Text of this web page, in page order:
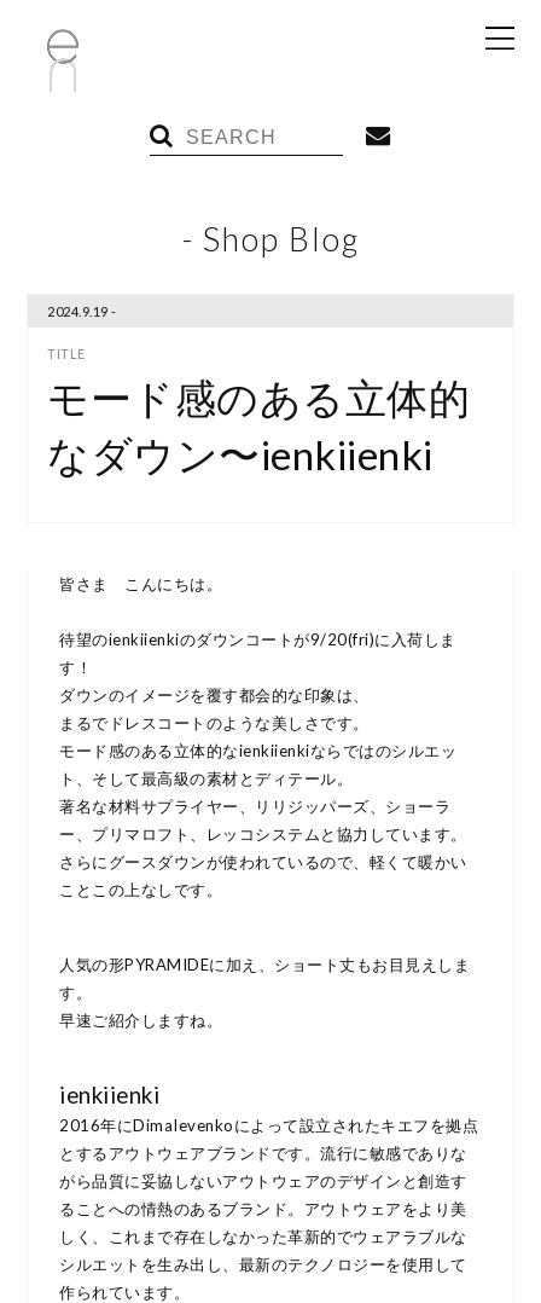
- Shop Blog
2024.9.19 -
モード感のある立体的
なダウン〜ienkiienki
皆さま こんにちは。
待望のienkiienkiのダウンコートが9/20(fri)に入荷しま
す！
ダウンのイメージを覆す都会的な印象は、
まるでドレスコートのような美しさです。
モード感のある立体的なienkiienkiならではのシルエッ
ト、そして最高級の素材とディテール。
著名な材料サプライヤー、リリジッパーズ、ショーラ
ー、プリマロフト、レッコシステムと協力しています。
さらにグースダウンが使われているので、軽くて暖かい
ことこの上なしです。
人気の形PYRAMIDEに加え、ショート丈もお目見えしま
す。
早速ご紹介しますね。
ienkiienki
2016年にDimaIevenkoによって設立されたキエフを拠点
とするアウトウェアブランドです。流行に敏感でありな
がら品質に妥協しないアウトウェアのデザインと創造す
ることへの情熱のあるブランド。 アウトウェアをより美
しく、これまで存在しなかった革新的でウェアラブルな
シルエットを生み出し、最新のテクノロジーを使用して
作られています。